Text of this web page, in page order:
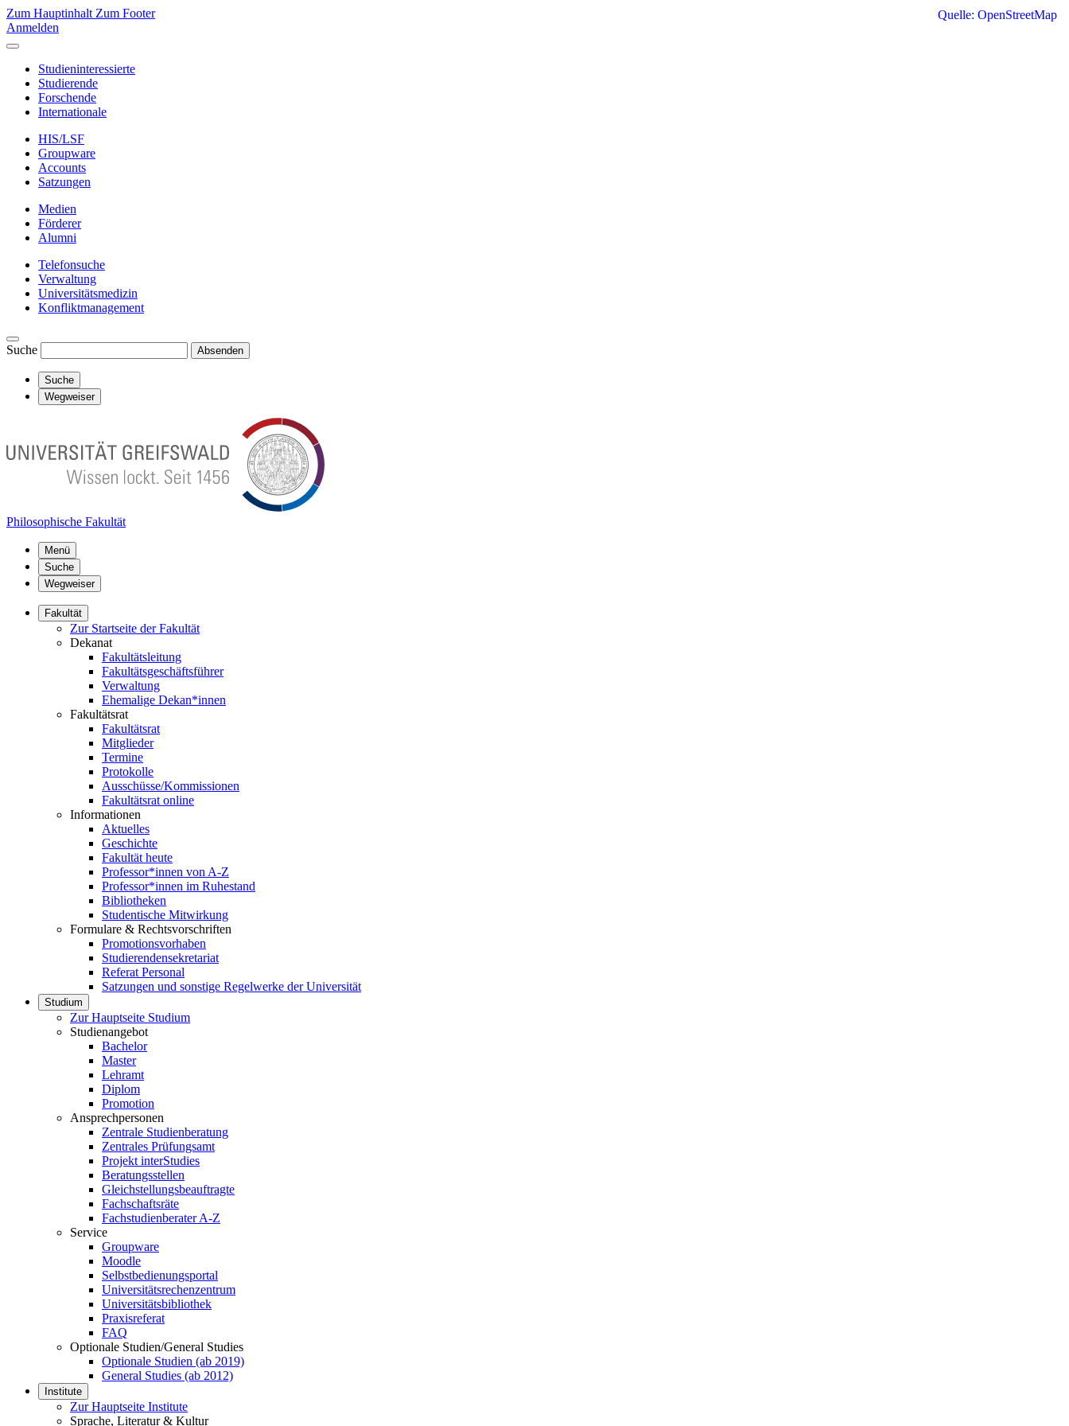
Zum Hauptinhalt Zum Footer
Anmelden
Studieninteressierte
Studierende
Forschende
Internationale
HIS/LSF
Groupware
Accounts
Satzungen
Medien
Förderer
Alumni
Telefonsuche
Verwaltung
Universitätsmedizin
Konfliktmanagement
Suche Absenden
Suche
Wegweiser
Philosophische Fakultät
Menü
Suche
Wegweiser
Fakultät
Zur Startseite der Fakultät
Dekanat
Fakultätsleitung
Fakultätsgeschäftsführer
Verwaltung
Ehemalige Dekan*innen
Fakultätsrat
Fakultätsrat
Mitglieder
Termine
Protokolle
Ausschüsse/Kommissionen
Fakultätsrat online
Informationen
Aktuelles
Geschichte
Fakultät heute
Professor*innen von A-Z
Professor*innen im Ruhestand
Bibliotheken
Studentische Mitwirkung
Formulare & Rechtsvorschriften
Promotionsvorhaben
Studierendensekretariat
Referat Personal
Satzungen und sonstige Regelwerke der Universität
Studium
Zur Hauptseite Studium
Studienangebot
Bachelor
Master
Lehramt
Diplom
Promotion
Ansprechpersonen
Zentrale Studienberatung
Zentrales Prüfungsamt
Projekt interStudies
Beratungsstellen
Gleichstellungsbeauftragte
Fachschaftsräte
Fachstudienberater A-Z
Service
Groupware
Moodle
Selbstbedienungsportal
Universitätsrechenzentrum
Universitätsbibliothek
Praxisreferat
FAQ
Optionale Studien/General Studies
Optionale Studien (ab 2019)
General Studies (ab 2012)
Institute
Zur Hauptseite Institute
Sprache, Literatur & Kultur
Quelle: OpenStreetMap